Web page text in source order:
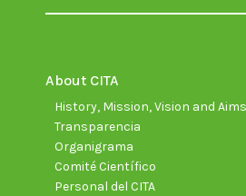
About CITA
History, Mission, Vision and Aims
Transparencia
Organigrama
Comité Científico
Personal del CITA